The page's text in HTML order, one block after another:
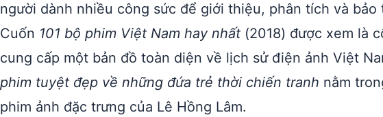
người dành nhiều công sức để giới thiệu, phân tích và bảo
Cuốn 101 bộ phim Việt Nam hay nhất (2018) được xem là
cung cấp một bản đồ toàn diện về lịch sử điện ảnh Việt
phim tuyệt đẹp về những đứa trẻ thời chiến tranh nằm
phim ảnh đặc trưng của Lê Hồng Lâm.